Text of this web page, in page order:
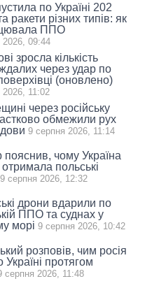
по Україні 202
ракети різних типів: як
ППО
2026, 09:44
зросла кількість
через удар по
(оновлено)
2026, 11:02
через російську
обмежили рух
9 серпня 2026, 11:14
пояснив, чому Україна
отримала польські
9 серпня 2026, 12:32
дрони вдарили по
ППО та суднах у
морі 9 серпня 2026, 10:42
розповів, чим росія
Україні протягом
серпня 2026, 11:48